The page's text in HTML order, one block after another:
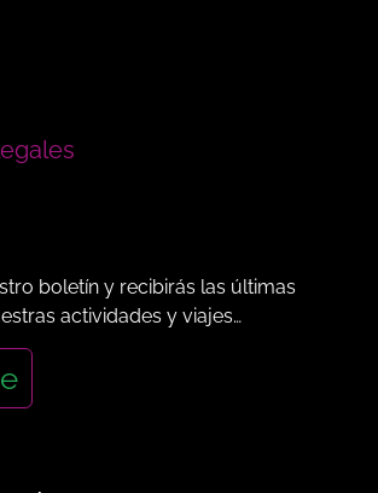
boletín y recibirás las últimas
actividades y viajes…